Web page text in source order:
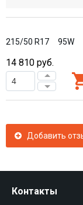
215/50 R17 95W
14 810 руб.
Добавить
Контакты